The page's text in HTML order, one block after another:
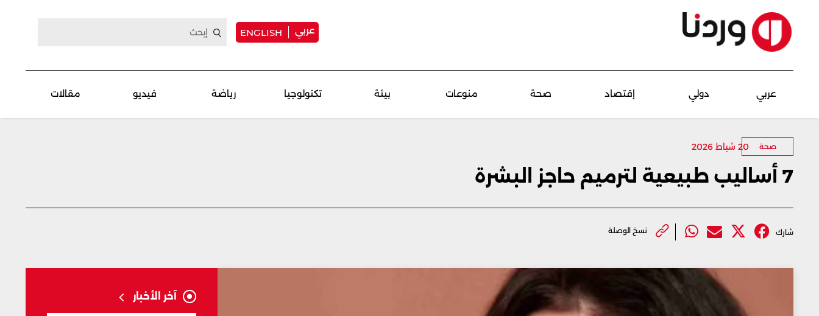
عربي ENGLISH
عربي دولي إقتصاد صحة منوعات بيئة تكنولوجيا رياضة فيديو مقالات
صحة 20 شباط 2026
7 أساليب طبيعية لترميم حاجز البشرة
شارك نسخ الوصلة
آخر الأخبار